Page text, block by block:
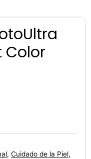
Color
, Cuidado de la Piel,